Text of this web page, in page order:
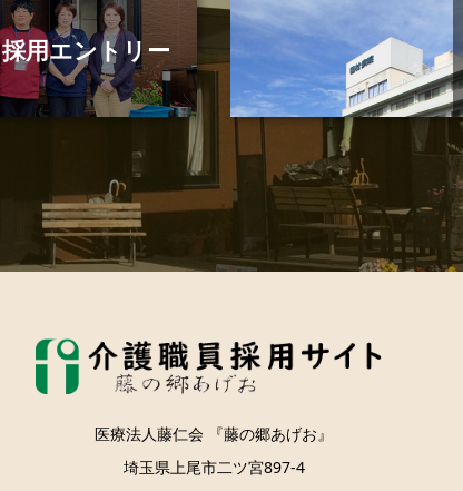
採用エントリー
医療法人藤仁会 『藤の郷あげお』
埼玉県上尾市二ツ宮897-4